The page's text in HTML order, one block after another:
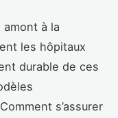
à la
les hôpitaux
durable de ces
s’assurer